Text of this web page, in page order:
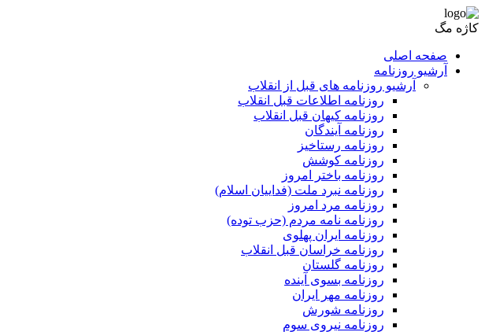
کاژه مگ
صفحه اصلی
آرشیو روزنامه
آرشیو روزنامه های قبل از انقلاب
روزنامه اطلاعات قبل انقلاب
روزنامه کیهان قبل انقلاب
روزنامه آیندگان
روزنامه رستاخیز
روزنامه کوشش
روزنامه باختر امروز
روزنامه نبرد ملت (فداییان اسلام)
روزنامه مرد امروز
روزنامه نامه مردم (حزب توده)
روزنامه ایران پهلوی
روزنامه خراسان قبل انقلاب
روزنامه گلستان
روزنامه بسوی آینده
روزنامه مهر ایران
روزنامه شورش
روزنامه نیروی سوم